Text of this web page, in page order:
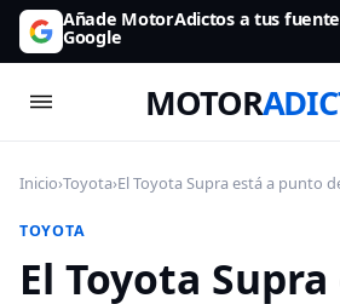
Añade MotorAdictos a tus
Google
MOTOR
Inicio›Toyota›El Toyota Supra está a punto
TOYOTA
El Toyota